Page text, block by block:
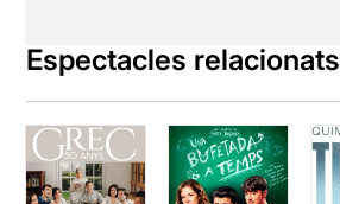
Espectacles relacionats